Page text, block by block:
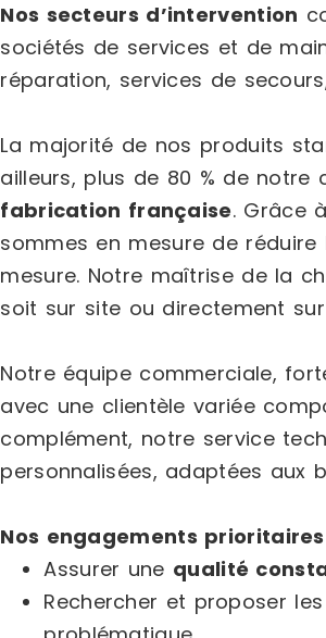
Nos secteurs d’intervention
sociétés de services et de
réparation, services de
La majorité de nos produits
ailleurs, plus de 80 % de
fabrication française. Grâce
sommes en mesure de
mesure. Notre maîtrise de la
soit sur site ou directement
Notre équipe commerciale,
avec une clientèle variée
complément, notre service
personnalisées, adaptées aux
Nos engagements
Assurer une qualité
Rechercher et proposer les